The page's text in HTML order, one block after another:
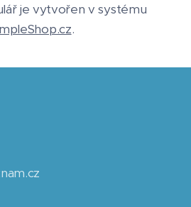
je vytvořen v systému
.